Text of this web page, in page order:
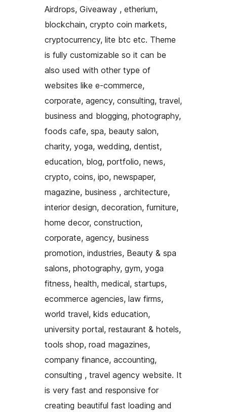
Airdrops, Giveaway , etherium,
blockchain, crypto coin markets,
cryptocurrency, lite btc etc. Theme
is fully customizable so it can be
also used with other type of
websites like e-commerce,
corporate, agency, consulting, travel,
business and blogging, photography,
foods cafe, spa, beauty salon,
charity, yoga, wedding, dentist,
education, blog, portfolio, news,
crypto, coins, ipo, newspaper,
magazine, business , architecture,
interior design, decoration, furniture,
home decor, construction,
corporate, agency, business
promotion, industries, Beauty & spa
salons, photography, gym, yoga
fitness, health, medical, startups,
ecommerce agencies, law firms,
world travel, kids education,
university portal, restaurant & hotels,
tools shop, road magazines,
company finance, accounting,
consulting , travel agency website. It
is very fast and responsive for
creating beautiful fast loading and